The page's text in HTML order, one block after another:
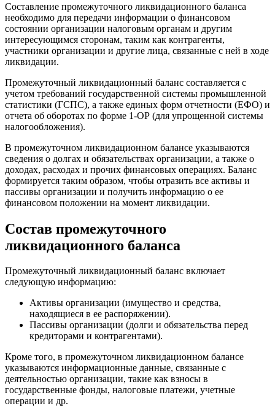
Составление промежуточного ликвидационного баланса
необходимо для передачи информации о финансовом
состоянии организации налоговым органам и другим
интересующимся сторонам, таким как контрагенты,
участники организации и другие лица, связанные с ней в ходе
ликвидации.
Промежуточный ликвидационный баланс составляется с
учетом требований государственной системы промышленной
статистики (ГСПС), а также единых форм отчетности (ЕФО) и
отчета об оборотах по форме 1-ОР (для упрощенной системы
налогообложения).
В промежуточном ликвидационном балансе указываются
сведения о долгах и обязательствах организации, а также о
доходах, расходах и прочих финансовых операциях. Баланс
формируется таким образом, чтобы отразить все активы и
пассивы организации и получить информацию о ее
финансовом положении на момент ликвидации.
Состав промежуточного
ликвидационного баланса
Промежуточный ликвидационный баланс включает
следующую информацию:
Активы организации (имущество и средства,
находящиеся в ее распоряжении).
Пассивы организации (долги и обязательства перед
кредиторами и контрагентами).
Кроме того, в промежуточном ликвидационном балансе
указываются информационные данные, связанные с
деятельностью организации, такие как взносы в
государственные фонды, налоговые платежи, учетные
операции и др.